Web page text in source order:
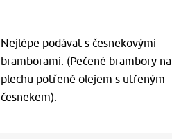
Nejlépe podávat s česnekovými
bramborami. (Pečené brambory na
plechu potřené olejem s utřeným
česnekem).